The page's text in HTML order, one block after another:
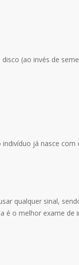
(ao invés de
já nasce
qualquer sinal,
é o melhor exame